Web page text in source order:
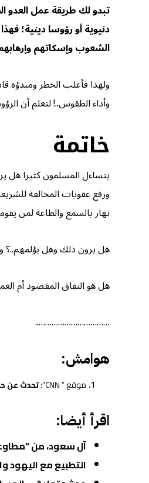
تبدو لك طريقة عمل العدو
دنيوية أو رؤوسا دينية؛
الشعوب وإسكاتهم
ولهذا فأغلب الخطر ومبدؤه
وأداء الطقوس..! لتعلم أن
خاتمة
يتساءل المسلمون كثيرا هل
ورفع عقوبات المخالفة
نهار بالسمع والطاعة لمن
هل يرون ذلك وهل
هل هو النفاق المقصود أم
……………………………..
هوامش:
موقع ” CNN”: تحدث عن
اقرأ أيضا:
آل سعود، من
التطبيع مع اليهود